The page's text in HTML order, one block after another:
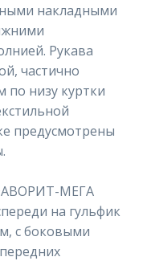
накладными
Рукава
частично
по низу куртки
предусмотрены
МЕГА
на гульфик
с боковыми